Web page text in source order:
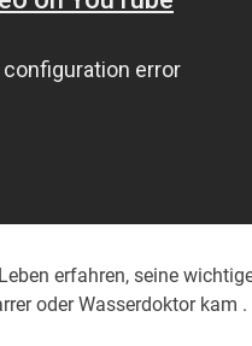
erfahren, seine
oder Wasserdoktor kam